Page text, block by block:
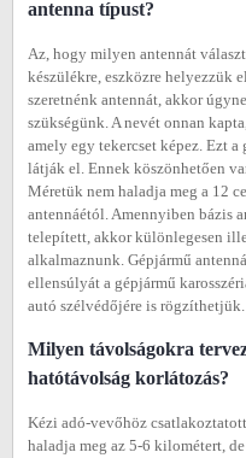
antenna típust?
Az, hogy milyen antennát
készülékre, eszközre helyezzük
szeretnénk antennát, akkor
szükségünk. A nevét onnan
amely egy tekercset képez. Ezt
látják el. Ennek köszönhetően
Méretük nem haladja meg a 12
antennáétól. Amennyiben bázis
telepített, akkor különlegesen
alkalmaznunk. Gépjármű
ellensúlyát a gépjármű
autó szélvédőjére is rögzíthetjük.
Milyen távolságokra
hatótávolság korlátozás?
Kézi adó-vevőhöz
haladja meg az 5-6 kilométert,